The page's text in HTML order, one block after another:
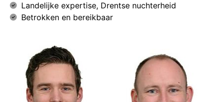
Landelijke expertise, Drentse nuchterheid
Betrokken en bereikbaar